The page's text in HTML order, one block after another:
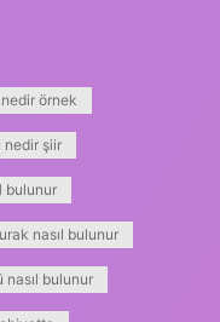
örnek
nedir şiir
bulunur
nasıl bulunur
nasıl bulunur